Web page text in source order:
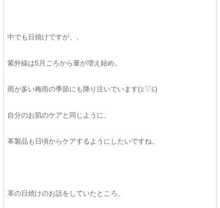
中でも日焼けですが、、
紫外線は5月ごろから量が増え始め、
雨が多い梅雨の季節にも降り注いでいます(≧▽≦)
自分のお肌のケアと同じように、
革製品も日頃からケアするようにしたいですね。
革の日焼けのお話をしていたところ、